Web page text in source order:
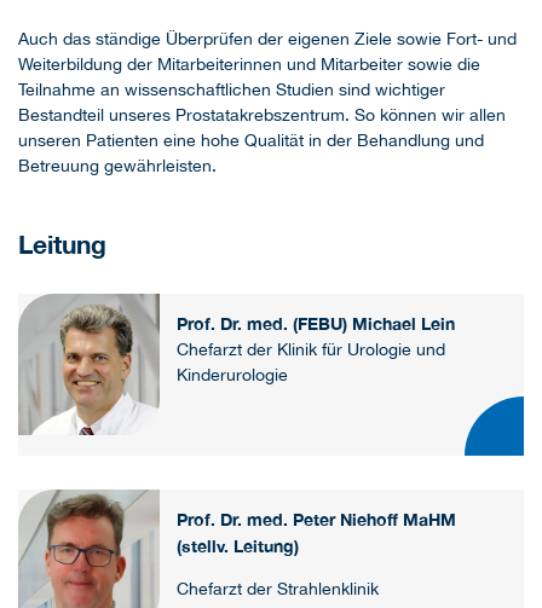
Auch das ständige Überprüfen der eigenen Ziele sowie Fort- und
Weiterbildung der Mitarbeiterinnen und Mitarbeiter sowie die
Teilnahme an wissenschaftlichen Studien sind wichtiger
Bestandteil unseres Prostatakrebszentrum. So können wir allen
unseren Patienten eine hohe Qualität in der Behandlung und
Betreuung gewährleisten.
Leitung
Prof. Dr. med. (FEBU) Michael Lein
Chefarzt der Klinik für Urologie und
Kinderurologie
Prof. Dr. med. Peter Niehoff MaHM
(stellv. Leitung)
Chefarzt der Strahlenklinik